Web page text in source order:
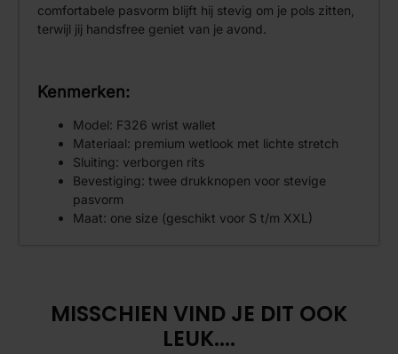
comfortabele pasvorm blijft hij stevig om je pols zitten,
terwijl jij handsfree geniet van je avond.
Kenmerken:
Model: F326 wrist wallet
Materiaal: premium wetlook met lichte stretch
Sluiting: verborgen rits
Bevestiging: twee drukknopen voor stevige
pasvorm
Maat: one size (geschikt voor S t/m XXL)
MISSCHIEN VIND JE DIT OOK
LEUK....